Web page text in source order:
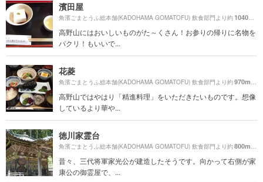
濱田屋
角濱ごまとうふ総本舗(KADOHAMA GOMATOFU) 飲食部門より約1040m
高野山にはおいしいものがた～くさん！お参りの帰りに名物を
パクリ！もいいで...
花菱
角濱ごまとうふ総本舗(KADOHAMA GOMATOFU) 飲食部門より約970m （
高野山ではやはり「精進料理」をいただきたいものです。想像
しているより華や...
徳川家霊台
角濱ごまとうふ総本舗(KADOHAMA GOMATOFU) 飲食部門より約800m （
昔々、三代将軍家光公が建造したそうです。向かって右側が家
康公の御霊屋で、...